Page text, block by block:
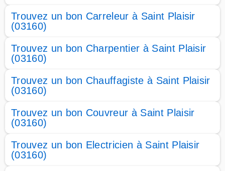
Trouvez un bon Carreleur à Saint Plaisir
(03160)
Trouvez un bon Charpentier à Saint Plaisir
(03160)
Trouvez un bon Chauffagiste à Saint Plaisir
(03160)
Trouvez un bon Couvreur à Saint Plaisir
(03160)
Trouvez un bon Electricien à Saint Plaisir
(03160)